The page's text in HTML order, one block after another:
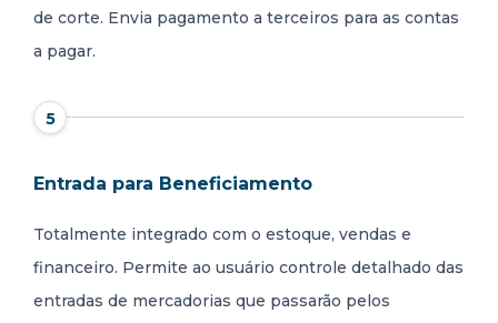
de corte. Envia pagamento a terceiros para as contas
a pagar.
5
Entrada para Beneficiamento
Totalmente integrado com o estoque, vendas e
financeiro. Permite ao usuário controle detalhado das
entradas de mercadorias que passarão pelos